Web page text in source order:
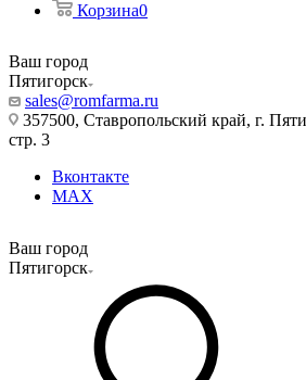
Корзина0
Ваш город
Пятигорск
sales@romfarma.ru
357500, Ставропольский край, г.
стр. 3
Вконтакте
MAX
Ваш город
Пятигорск